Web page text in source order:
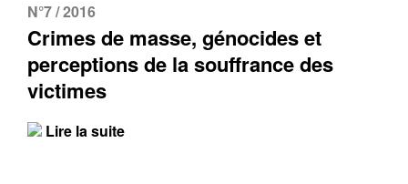
N°7 / 2016
Crimes de masse, génocides et
perceptions de la souffrance des
victimes
Lire la suite